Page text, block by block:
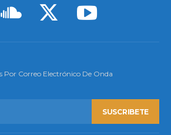
Por Correo Electrónico De Onda
SUSCRIBETE